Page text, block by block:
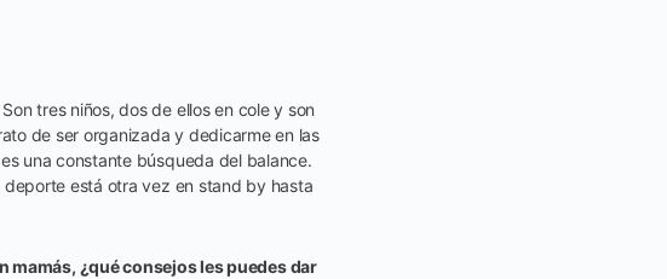
tres niños, dos de ellos en cole y son
de ser organizada y dedicarme en las
una constante búsqueda del balance.
está otra vez en stand by hasta
mamás, ¿qué consejos les puedes dar